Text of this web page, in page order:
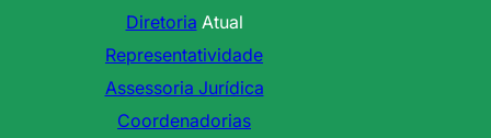
Diretoria Atual
Representatividade
Assessoria Jurídica
Coordenadorias